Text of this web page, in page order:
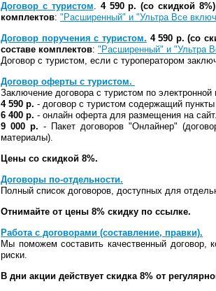
Договор с туристом. 4 590 р. (со скидкой
комплектов: "Расширенный" и "Ультра Все
Договор поручения с туристом. 4 590 р. (со
составе комплектов: "Расширенный" и "Ультра
Договор с туристом, если с туроператором
Договор оферты с туристом.
Заключение договора с туристом по
4 590 р. - договор с туристом содержащий
6 400 р. - онлайн оферта для размещения на сайт.
9 000 р. - Пакет договоров "Онлайнер"
материалы).
Цены со скидкой 8%.
Договоры по-отдельности.
Полный список договоров, доступных для
Отнимайте от цены 8% скидку по ссылке.
Работа с договорами (составление, правки).
Мы поможем составить качественный
риски.
В дни акции действует скидка 8% от